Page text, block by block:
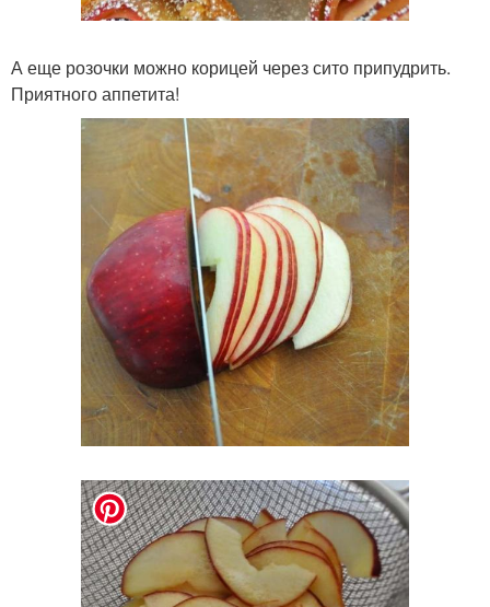
А еще розочки можно корицей через сито припудрить.
Приятного аппетита!